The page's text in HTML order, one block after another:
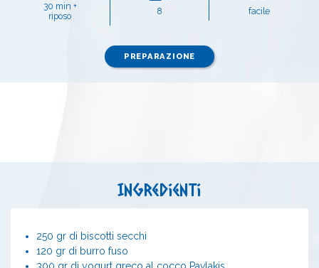
30 min +
riposo
8 facile
PREPARAZIONE
Ingredienti
250 gr di biscotti secchi
120 gr di burro fuso